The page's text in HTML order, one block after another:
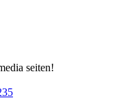
seiten!